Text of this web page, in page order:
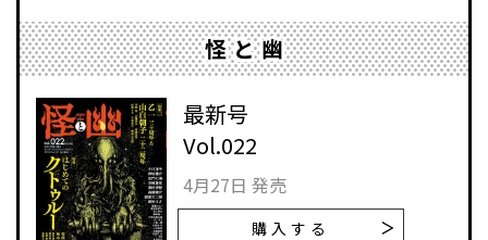
怪と幽
最新号
Vol.022
4月27日 発売
購入する